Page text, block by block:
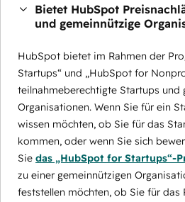
Bietet HubSpot
und gemeinnützige
HubSpot bietet im Rahmen der
Startups“ und „HubSpot for
teilnahmeberechtigte Startups und
Organisationen. Wenn Sie für ein
wissen möchten, ob Sie für das
kommen, oder wenn Sie sich
Sie das „HubSpot for Startups“-
zu einer gemeinnützigen
feststellen möchten, ob Sie für das